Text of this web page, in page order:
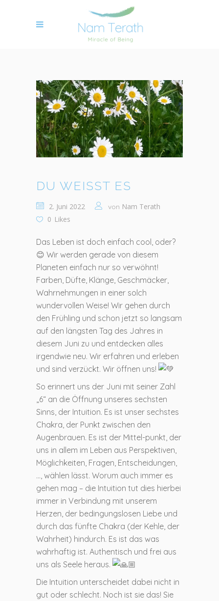
DU WEISST ES
2. Juni 2022 von Nam Terath
0 Likes
Das Leben ist doch einfach cool, oder?
😊 Wir werden gerade von diesem
Planeten einfach nur so verwöhnt!
Farben, Düfte, Klänge, Geschmäcker,
Wahrnehmungen in einer solch
wundervollen Weise! Wir gehen durch
den Frühling und schon jetzt so langsam
auf den längsten Tag des Jahres in
diesem Juni zu und entdecken alles
irgendwie neu. Wir erfahren und erleben
und sind verzückt. Wir öffnen uns!
So erinnert uns der Juni mit seiner Zahl
„6“ an die Öffnung unseres sechsten
Sinns, der Intuition. Es ist unser sechstes
Chakra, der Punkt zwischen den
Augenbrauen. Es ist der Mittel-punkt, der
uns in allem im Leben aus Perspektiven,
Möglichkeiten, Fragen, Entscheidungen,
…, wählen lässt. Worum auch immer es
gehen mag – die Intuition tut dies hierbei
immer in Verbindung mit unserem
Herzen, der bedingungslosen Liebe und
durch das fünfte Chakra (der Kehle, der
Wahrheit) hindurch. Es ist das was
wahrhaftig ist. Authentisch und frei aus
uns als Seele heraus.
Die Intuition unterscheidet dabei nicht in
gut oder schlecht. Noch ist sie das! Sie